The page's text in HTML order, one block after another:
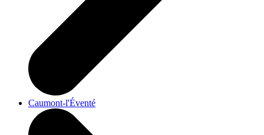
Caumont-l'Éventé